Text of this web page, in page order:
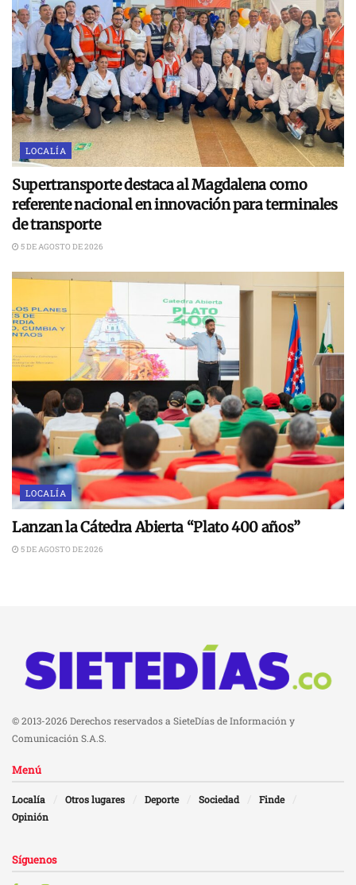
LOCALÍA
Supertransporte destaca al Magdalena como
referente nacional en innovación para terminales
de transporte
5 DE AGOSTO DE 2026
LOCALÍA
Lanzan la Cátedra Abierta “Plato 400 años”
5 DE AGOSTO DE 2026
© 2013-2026 Derechos reservados a SieteDías de Información y
Comunicación S.A.S.
Menú
Localía Otros lugares Deporte Sociedad
Finde
Opinión
Síguenos